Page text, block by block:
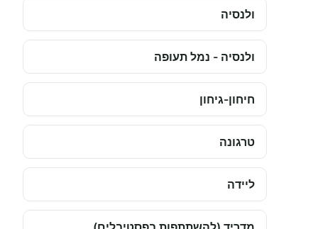
ולנסיה
ולנסיה - נמל תעופה
חיחון-גיחון
טרגונה
ליידה